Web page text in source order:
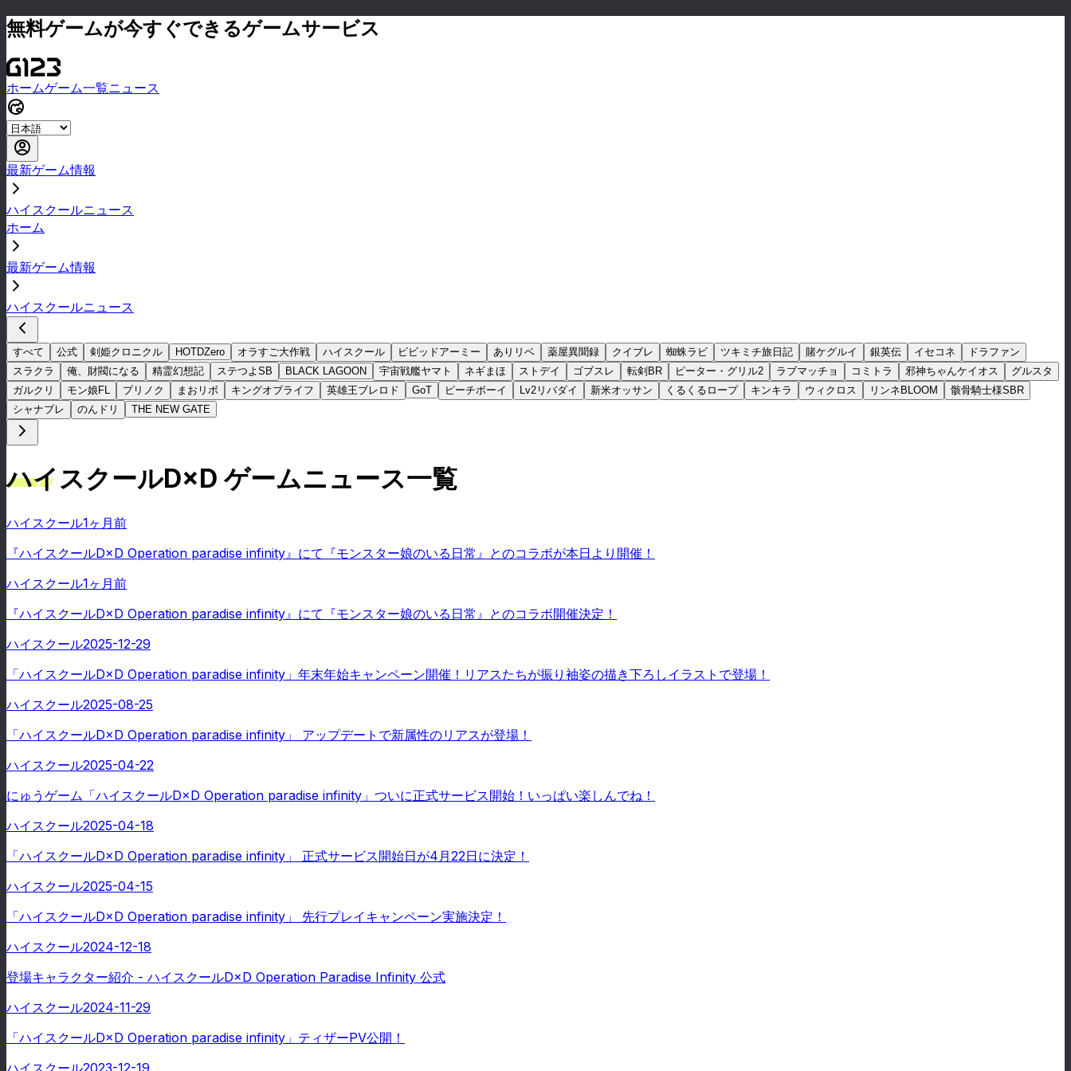
無料ゲームが今すぐできるゲームサービス
ホームゲーム一覧ニュース
最新ゲーム情報
ハイスクールニュース
ホーム
最新ゲーム情報
ハイスクールニュース
すべて 公式 剣姫クロニクル HOTDZero オラすご大作戦 ハイスクール ビビッドアーミー ありリベ 薬屋異聞録 クイブレ 蜘蛛ラビ ツキミチ旅日記 賭ケグルイ 銀英伝 イセコネ
ドラファン
スラクラ
俺、財閥になる 精霊幻想記 ステつよSB BLACK LAGOON 宇宙戦艦ヤマト ネギまほ ストデイ ゴブスレ 転剣BR ピーター・グリル2 ラブマッチョ コミトラ 邪神ちゃんケイオス
グルスタ
ガルクリ
モン娘FL プリノク まおリボ キングオブライフ 英雄王ブレロド GoT ピーチボーイ Lv2リバダイ 新米オッサン くるくるロープ キンキラ ウィクロス リンネBLOOM
骸骨騎士様SBR
シャナブレ
のんドリ THE NEW GATE
ハイスクールD×D ゲームニュース一覧
ハイスクール1ヶ月前
『ハイスクールD×D Operation paradise infinity』にて『モンスター娘のいる日常』とのコラボが本日より開催！
ハイスクール1ヶ月前
『ハイスクールD×D Operation paradise infinity』にて『モンスター娘のいる日常』とのコラボ開催決定！
ハイスクール2025-12-29
「ハイスクールD×D Operation paradise infinity」年末年始キャンペーン開催！リアスたちが振り袖姿の描き下ろしイラストで登場！
ハイスクール2025-08-25
「ハイスクールD×D Operation paradise infinity」 アップデートで新属性のリアスが登場！
ハイスクール2025-04-22
にゅうゲーム「ハイスクールD×D Operation paradise infinity」ついに正式サービス開始！いっぱい楽しんでね！
ハイスクール2025-04-18
「ハイスクールD×D Operation paradise infinity」 正式サービス開始日が4月22日に決定！
ハイスクール2025-04-15
「ハイスクールD×D Operation paradise infinity」 先行プレイキャンペーン実施決定！
ハイスクール2024-12-18
登場キャラクター紹介 - ハイスクールD×D Operation Paradise Infinity 公式
ハイスクール2024-11-29
「ハイスクールD×D Operation paradise infinity」ティザーPV公開！
ハイスクール2023-12-19